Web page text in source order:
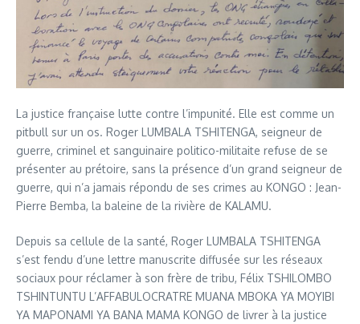
La justice française lutte contre l’impunité. Elle est comme un
pitbull sur un os. Roger LUMBALA TSHITENGA, seigneur de
guerre, criminel et sanguinaire politico-militaite refuse de se
présenter au prétoire, sans la présence d’un grand seigneur de
guerre, qui n’a jamais répondu de ses crimes au KONGO : Jean-
Pierre Bemba, la baleine de la rivière de KALAMU.
Depuis sa cellule de la santé, Roger LUMBALA TSHITENGA
s’est fendu d’une lettre manuscrite diffusée sur les réseaux
sociaux pour réclamer à son frère de tribu, Félix TSHILOMBO
TSHINTUNTU L’AFFABULOCRATRE MUANA MBOKA YA MOYIBI
YA MAPONAMI YA BANA MAMA KONGO de livrer à la justice